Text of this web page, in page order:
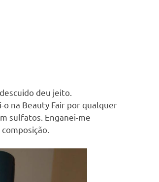
deu jeito.
o na Beauty Fair por qualquer
sulfatos. Enganei-me